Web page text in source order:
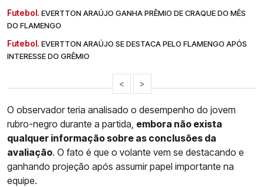
Futebol. EVERTTON ARAÚJO GANHA PRÊMIO DE CRAQUE DO MÊS
DO FLAMENGO
Futebol. EVERTTON ARAÚJO SE DESTACA PELO FLAMENGO APÓS
INTERESSE DO GRÊMIO
< >
O observador teria analisado o desempenho do jovem
rubro-negro durante a partida, embora não exista
qualquer informação sobre as conclusões da
avaliação. O fato é que o volante vem se destacando e
ganhando projeção após assumir papel importante na
equipe.